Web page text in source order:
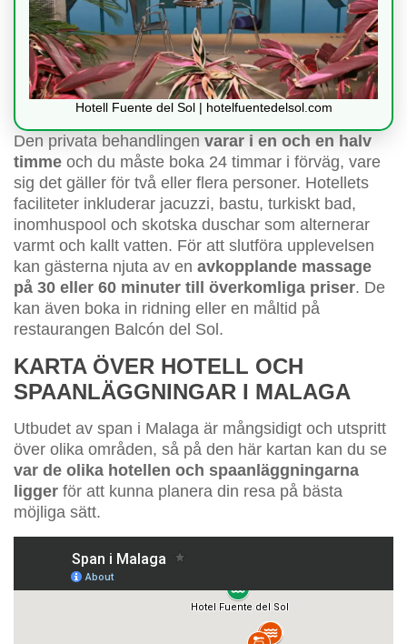
Hotell Fuente del Sol | hotelfuentedelsol.com
Den privata behandlingen varar i en och en halv
timme och du måste boka 24 timmar i förväg, vare
sig det gäller för två eller flera personer. Hotellets
faciliteter inkluderar jacuzzi, bastu, turkiskt bad,
inomhuspool och skotska duschar som alternerar
varmt och kallt vatten. För att slutföra upplevelsen
kan gästerna njuta av en avkopplande massage
på 30 eller 60 minuter till överkomliga priser. De
kan även boka in ridning eller en måltid på
restaurangen Balcón del Sol.
KARTA ÖVER HOTELL OCH
SPAANLÄGGNINGAR I MALAGA
Utbudet av span i Malaga är mångsidigt och utspritt
över olika områden, så på den här kartan kan du se
var de olika hotellen och spaanläggningarna
ligger för att kunna planera din resa på bästa
möjliga sätt.